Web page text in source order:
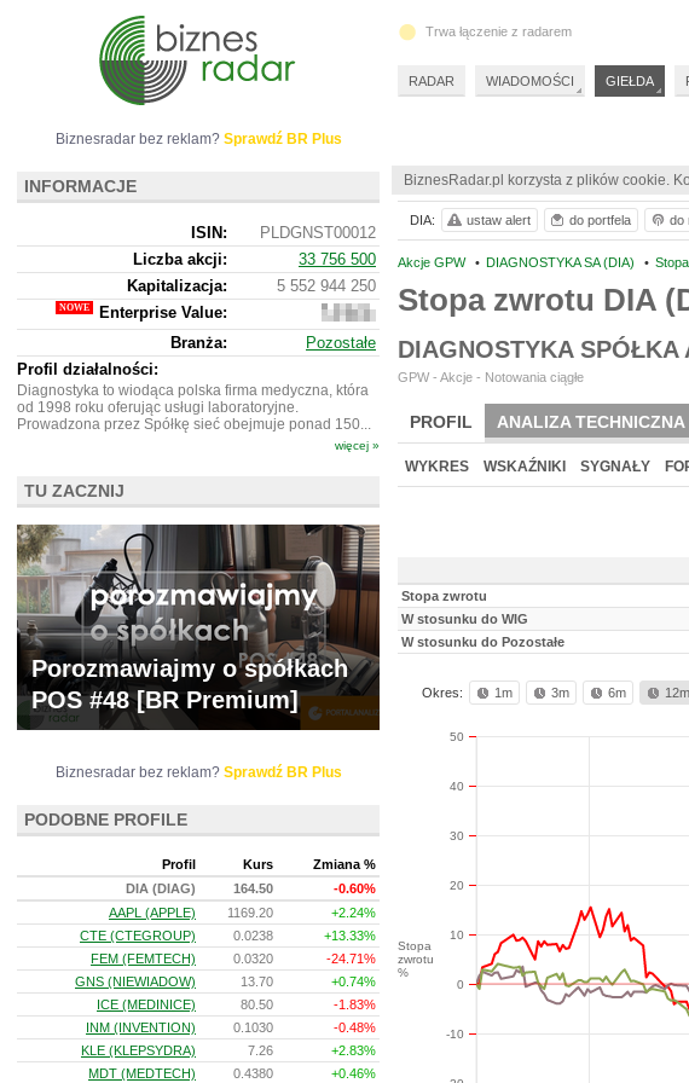
BiznesRadar.pl korzysta z plików cookie.
Akcje GPW • DIAGNOSTYKA SA (DIA) •
Stopa zwrotu DIA
DIAGNOSTYKA SPÓŁKA
GPW - Akcje - Notowania ciągłe
PROFIL ANALIZA TECHNICZNA
WYKRES WSKAŹNIKI SYGNAŁY
Stopa zwrotu
W stosunku do WIG
W stosunku do Pozostałe
Okres:
1m 3m 6m 12m
Stopa
zwrotu
%
-10
0
10
20
30
40
50
DIA: ustaw alert do portfela do
Biznesradar bez reklam? Sprawdź BR Plus
INFORMACJE
ISIN:
PLDGNST00012
Liczba akcji:
33 756 500
Kapitalizacja:
5 552 944 250
Enterprise Value:
6
623
204
Branża:
Pozostałe
Profil działalności:
Diagnostyka to wiodąca polska firma medyczna, która
od 1998 roku oferując usługi laboratoryjne.
Prowadzona przez Spółkę sieć obejmuje ponad 150...
więcej »
TU ZACZNIJ
Porozmawiajmy o spółkach
POS #48 [BR Premium]
Biznesradar bez reklam? Sprawdź BR Plus
PODOBNE PROFILE
Profil Kurs
Zmiana %
DIA (DIAG)
164.50
-0.60%
AAPL (APPLE)
1169.20
+2.24%
CTE (CTEGROUP)
0.0238
+13.33%
FEM (FEMTECH)
0.0320
-24.71%
GNS (NIEWIADOW)
13.70
+0.74%
ICE (MEDINICE)
80.50
-1.83%
INM (INVENTION)
0.1030
-0.48%
KLE (KLEPSYDRA)
7.26
+2.83%
MDT (MEDTECH)
0.4380 +0.46%
Trwa łączenie z radarem
RADAR WIADOMOŚCI GIEŁDA